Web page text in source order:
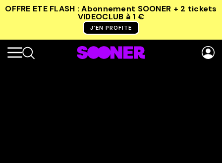
OFFRE ETE FLASH : Abonnement SOONER + 2 tickets
VIDEOCLUB à 1 €
J’EN PROFITE